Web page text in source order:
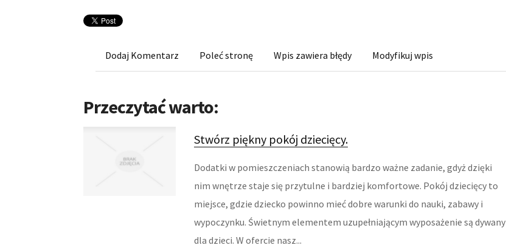
Dodaj Komentarz Poleć stronę Wpis zawiera błędy Modyfikuj wpis
Przeczytać warto:
Stwórz piękny pokój dziecięcy.
Dodatki w pomieszczeniach stanowią bardzo ważne zadanie, gdyż dzięki
nim wnętrze staje się przytulne i bardziej komfortowe. Pokój dziecięcy to
miejsce, gdzie dziecko powinno mieć dobre warunki do nauki, zabawy i
wypoczynku. Świetnym elementem uzupełniającym wyposażenie są dywany
dla dzieci. W ofercie nasz...